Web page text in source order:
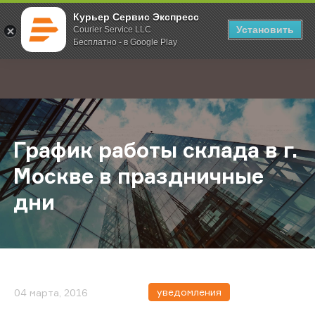
Курьер Сервис Экспресс
Courier Service LLC
Бесплатно - в Google Play
Установить
; Главная О компании Новости График работы склада в г.
График работы склада в г.
Москве в праздничные
дни
04 марта, 2016 уведомления